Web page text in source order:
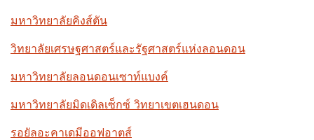
มหาวิทยาลัยคิงส์ตัน
วิทยาลัยเศรษฐศาสตร์และรัฐศาสตร์แห่งลอนดอน
มหาวิทยาลัยลอนดอนเซาท์แบงค์
มหาวิทยาลัยมิดเดิลเซ็กซ์ วิทยาเขตเฮนดอน
รอยัลอะคาเดมีออฟอาตส์